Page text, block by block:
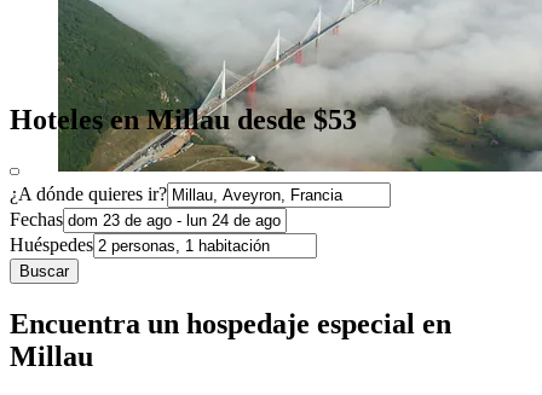
Hoteles en Millau desde $53
¿A dónde quieres ir?
Fechas
Huéspedes
Buscar
Encuentra un hospedaje especial en
Millau